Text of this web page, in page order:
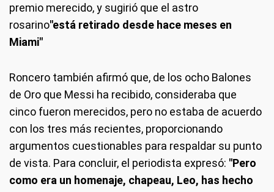
premio merecido, y sugirió que el astro
rosarino"está retirado desde hace meses en
Miami"
Roncero también afirmó que, de los ocho Balones
de Oro que Messi ha recibido, consideraba que
cinco fueron merecidos, pero no estaba de acuerdo
con los tres más recientes, proporcionando
argumentos cuestionables para respaldar su punto
de vista. Para concluir, el periodista expresó: "Pero
como era un homenaje, chapeau, Leo, has hecho